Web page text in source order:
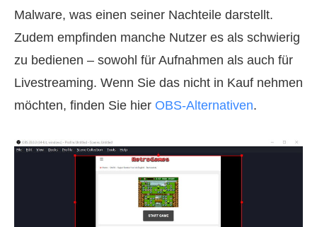
Malware, was einen seiner Nachteile darstellt.
Zudem empfinden manche Nutzer es als schwierig
zu bedienen – sowohl für Aufnahmen als auch für
Livestreaming. Wenn Sie das nicht in Kauf nehmen
möchten, finden Sie hier OBS-Alternativen.